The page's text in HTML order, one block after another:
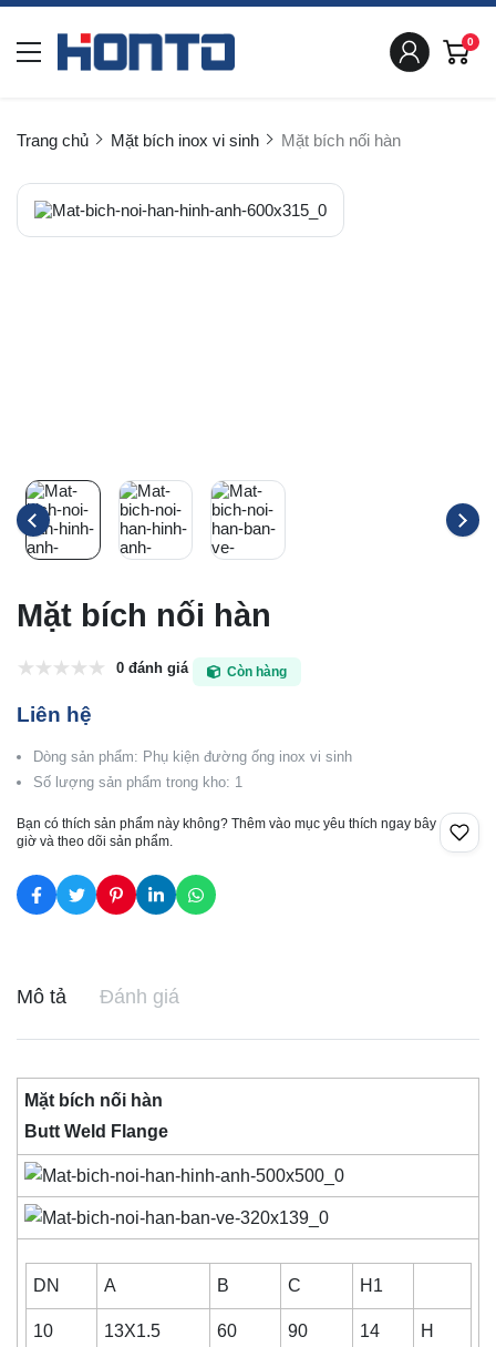
0
Trang chủ Mặt bích inox vi sinh Mặt bích nối hàn
Mặt bích nối hàn
0 đánh giá Còn hàng
Liên hệ
Dòng sản phẩm: Phụ kiện đường ống inox vi sinh
Số lượng sản phẩm trong kho: 1
Bạn có thích sản phẩm này không? Thêm vào mục yêu thích ngay bây
giờ và theo dõi sản phẩm.
Mô tả Đánh giá
Mặt bích nối hàn
Butt Weld Flange
DN A B C H1
10 13X1.5 60 90 14 H